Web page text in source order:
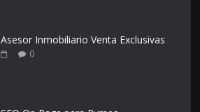
Asesor Inmobiliario Venta Exclusivas
0